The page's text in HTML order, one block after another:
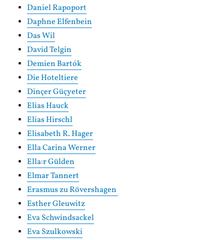
Daniel Rapoport
Daphne Elfenbein
Das Wil
David Telgin
Demien Bartók
Die Hoteltiere
Dinçer Güçyeter
Elias Hauck
Elias Hirschl
Elisabeth R. Hager
Ella Carina Werner
Ella:r Gülden
Elmar Tannert
Erasmus zu Rövershagen
Esther Gleuwitz
Eva Schwindsackel
Eva Szulkowski